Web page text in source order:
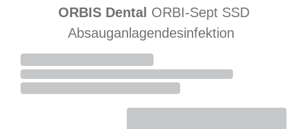
ORBIS Dental ORBI-Sept SSD
Absauganlagendesinfektion